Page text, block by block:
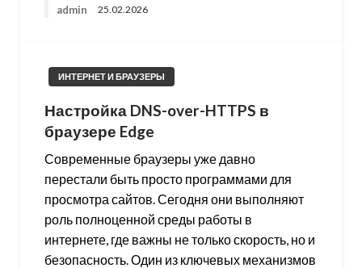
admin 25.02.2026
ИНТЕРНЕТ И БРАУЗЕРЫ
Настройка DNS-over-HTTPS в
браузере Edge
Современные браузеры уже давно
перестали быть просто программами для
просмотра сайтов. Сегодня они выполняют
роль полноценной среды работы в
интернете, где важны не только скорость, но и
безопасность. Один из ключевых механизмов